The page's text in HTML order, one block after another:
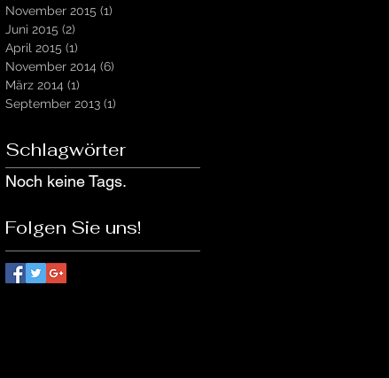
November 2015 (1)
Juni 2015 (2)
April 2015 (1)
November 2014 (6)
März 2014 (1)
September 2013 (1)
Schlagwörter
Noch keine Tags.
Folgen Sie uns!